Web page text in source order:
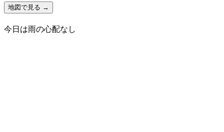
地図で見る →
今日は雨の心配なし